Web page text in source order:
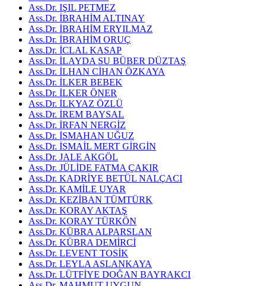
Ass.Dr. IŞIL PETMEZ
Ass.Dr. İBRAHİM ALTINAY
Ass.Dr. İBRAHİM ERYILMAZ
Ass.Dr. İBRAHİM ORUÇ
Ass.Dr. İCLAL KASAP
Ass.Dr. İLAYDA SU BÜBER DÜZTAŞ
Ass.Dr. İLHAN CİHAN ÖZKAYA
Ass.Dr. İLKER BEBEK
Ass.Dr. İLKER ÖNER
Ass.Dr. İLKYAZ ÖZLÜ
Ass.Dr. İREM BAYSAL
Ass.Dr. İRFAN NERGİZ
Ass.Dr. İSMAHAN UĞUZ
Ass.Dr. İSMAİL MERT GİRGİN
Ass.Dr. JALE AKGÖL
Ass.Dr. JÜLİDE FATMA ÇAKIR
Ass.Dr. KADRİYE BETÜL NALÇACI
Ass.Dr. KAMİLE UYAR
Ass.Dr. KEZİBAN TÜMTÜRK
Ass.Dr. KORAY AKTAŞ
Ass.Dr. KORAY TÜRKÖN
Ass.Dr. KÜBRA ALPARSLAN
Ass.Dr. KÜBRA DEMİRCİ
Ass.Dr. LEVENT TOSİK
Ass.Dr. LEYLA ASLANKAYA
Ass.Dr. LÜTFİYE DOĞAN BAYRAKCI